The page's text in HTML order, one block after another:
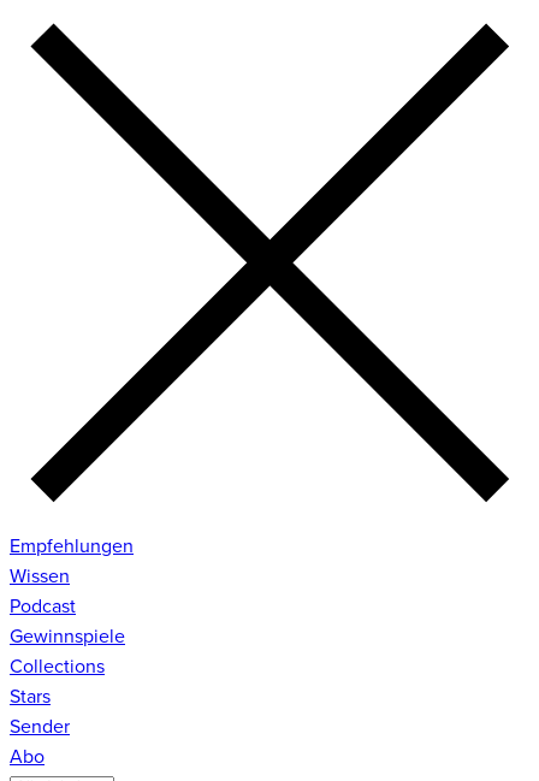
Empfehlungen
Wissen
Podcast
Gewinnspiele
Collections
Stars
Sender
Abo